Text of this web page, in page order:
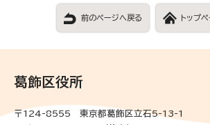
前のページへ戻る トップ
葛飾区役所
〒124-8555 東京都葛飾区立石5-13-1